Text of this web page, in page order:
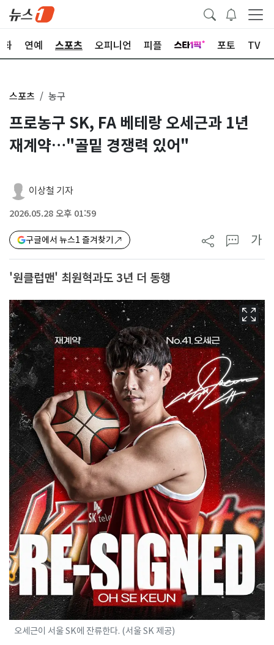
화 연예 스포츠 오피니언 피플 포토 TV
스포츠 농구
프로농구 SK, FA 베테랑 오세근과 1년
재계약…"골밑 경쟁력 있어"
이상철 기자
2026.05.28 오후 01:59
구글에서 뉴스1 즐겨찾기 가
'원클럽맨' 최원혁과도 3년 더 동행
오세근이 서울 SK에 잔류한다. (서울 SK 제공)